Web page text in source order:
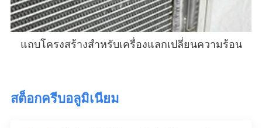
แถบโครงสร้างสําหรับเครื่องแลกเปลี่ยนความร้อน
สต็อกครีบอลูมิเนียม